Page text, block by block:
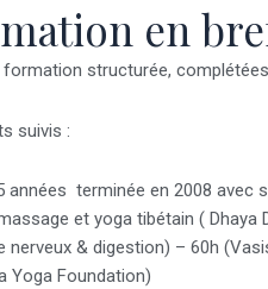
en
structurée,
suivis :
terminée en 2008
et yoga tibétain ( Dhaya
& digestion) – 60h
Yoga Foundation)